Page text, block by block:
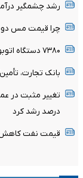
رشد چشمگیر
چرا قیمت مس دوباره وارد
۷۳۸۰ دستگاه اتوبوس برای جابه‌جایی زائران اربعین به‌ کارگیری شد
بانک تجارت،
درصد رشد کرد
قیمت نفت